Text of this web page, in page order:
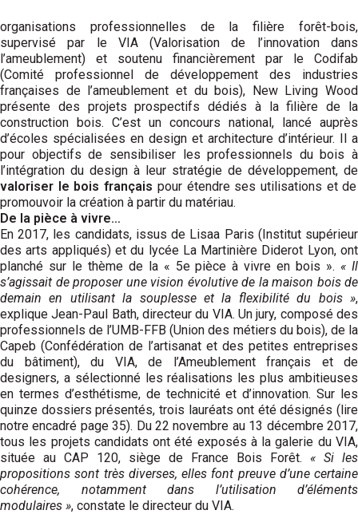
organisations professionnelles de la filière forêt-bois,
supervisé par le VIA (Valorisation de l’innovation dans
l’ameublement) et soutenu finan­cièrement par le Codifab
(Comité professionnel de développement des industries
françaises de l’ameublement et du bois), New Living Wood
présente des projets prospectifs dédiés à la filière de la
construction bois. C’est un concours national, lancé auprès
d’écoles spécialisées en design et architecture d’intérieur. Il a
pour objectifs de sensibiliser les professionnels du bois à
l’inté­gration du design à leur stratégie de dévelop­pement, de
valoriser le bois français pour étendre ses utilisations et de
promouvoir la création à partir du matériau.
De la pièce à vivre…
En 2017, les candidats, issus de Lisaa Paris (Institut supérieur
des arts appliqués) et du lycée La Martinière Diderot Lyon, ont
planché sur le thème de la « 5e pièce à vivre en bois ». « Il
s’agissait de proposer une vision évolutive de la maison bois de
demain en utilisant la souplesse et la flexibilité du bois »,
explique Jean-Paul Bath, directeur du VIA. Un jury, composé des
professionnels de l’UMB-FFB (Union des métiers du bois), de la
Capeb (Confédération de l’artisanat et des petites entreprises
du bâtiment), du VIA, de l’Ameublement français et de
designers, a sélectionné les réalisations les plus ambitieuses
en termes d’esthétisme, de technicité et d’innovation. Sur les
quinze dossiers présentés, trois lauréats ont été désignés (lire
notre encadré page 35). Du 22 novembre au 13 décembre 2017,
tous les projets candidats ont été exposés à la galerie du VIA,
située au CAP 120, siège de France Bois Forêt. « Si les
propositions sont très diverses, elles font preuve d’une certaine
cohérence, notamment dans l’utilisation d’élé­ments
modulaires », constate le directeur du VIA.